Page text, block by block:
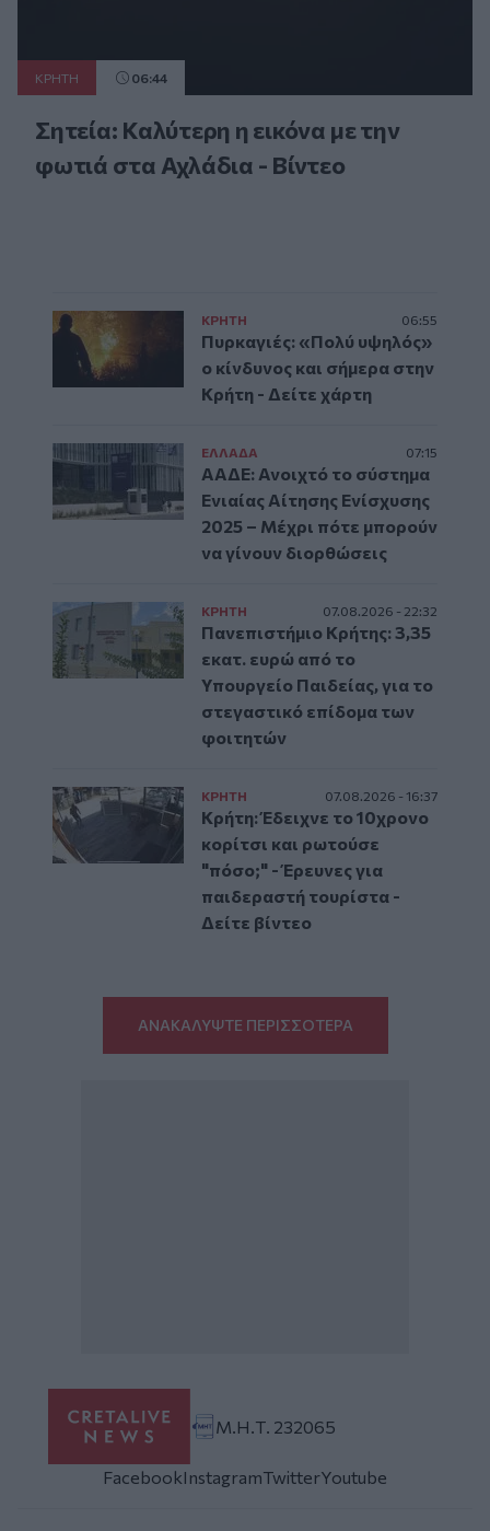
ΚΡΗΤΗ 06:44
Σητεία: Καλύτερη η εικόνα με την
φωτιά στα Αχλάδια - Βίντεο
ΚΡΗΤΗ 06:55
Πυρκαγιές: «Πολύ υψηλός»
ο κίνδυνος και σήμερα στην
Κρήτη - Δείτε χάρτη
ΕΛΛAΔΑ 07:15
ΑΑΔΕ: Ανοιχτό το σύστημα
Ενιαίας Αίτησης Ενίσχυσης
2025 – Μέχρι πότε μπορούν
να γίνουν διορθώσεις
ΚΡΗΤΗ 07.08.2026 - 22:32
Πανεπιστήμιο Κρήτης: 3,35
εκατ. ευρώ από το
Υπουργείο Παιδείας, για το
στεγαστικό επίδομα των
φοιτητών
ΚΡΗΤΗ 07.08.2026 - 16:37
Κρήτη: Έδειχνε το 10χρονο
κορίτσι και ρωτούσε
"πόσο;" - Έρευνες για
παιδεραστή τουρίστα -
Δείτε βίντεο
ΑΝΑΚΑΛΥΨΤΕ ΠΕΡΙΣΣΟΤΕΡΑ
Μ.Η.Τ. 232065
FacebookInstagramTwitterYoutube